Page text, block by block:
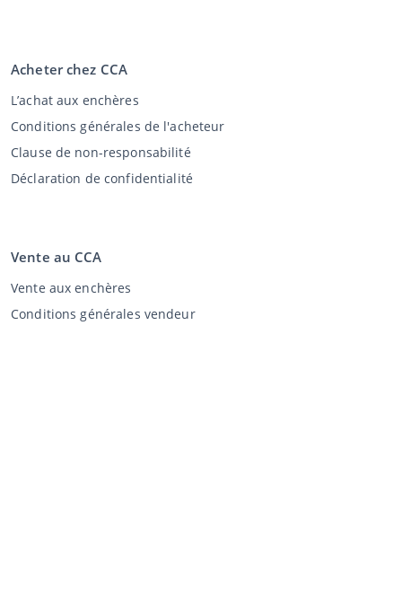
Acheter chez CCA
L’achat aux enchères
Conditions générales de l'acheteur
Clause de non-responsabilité
Déclaration de confidentialité
Vente au CCA
Vente aux enchères
Conditions générales vendeur